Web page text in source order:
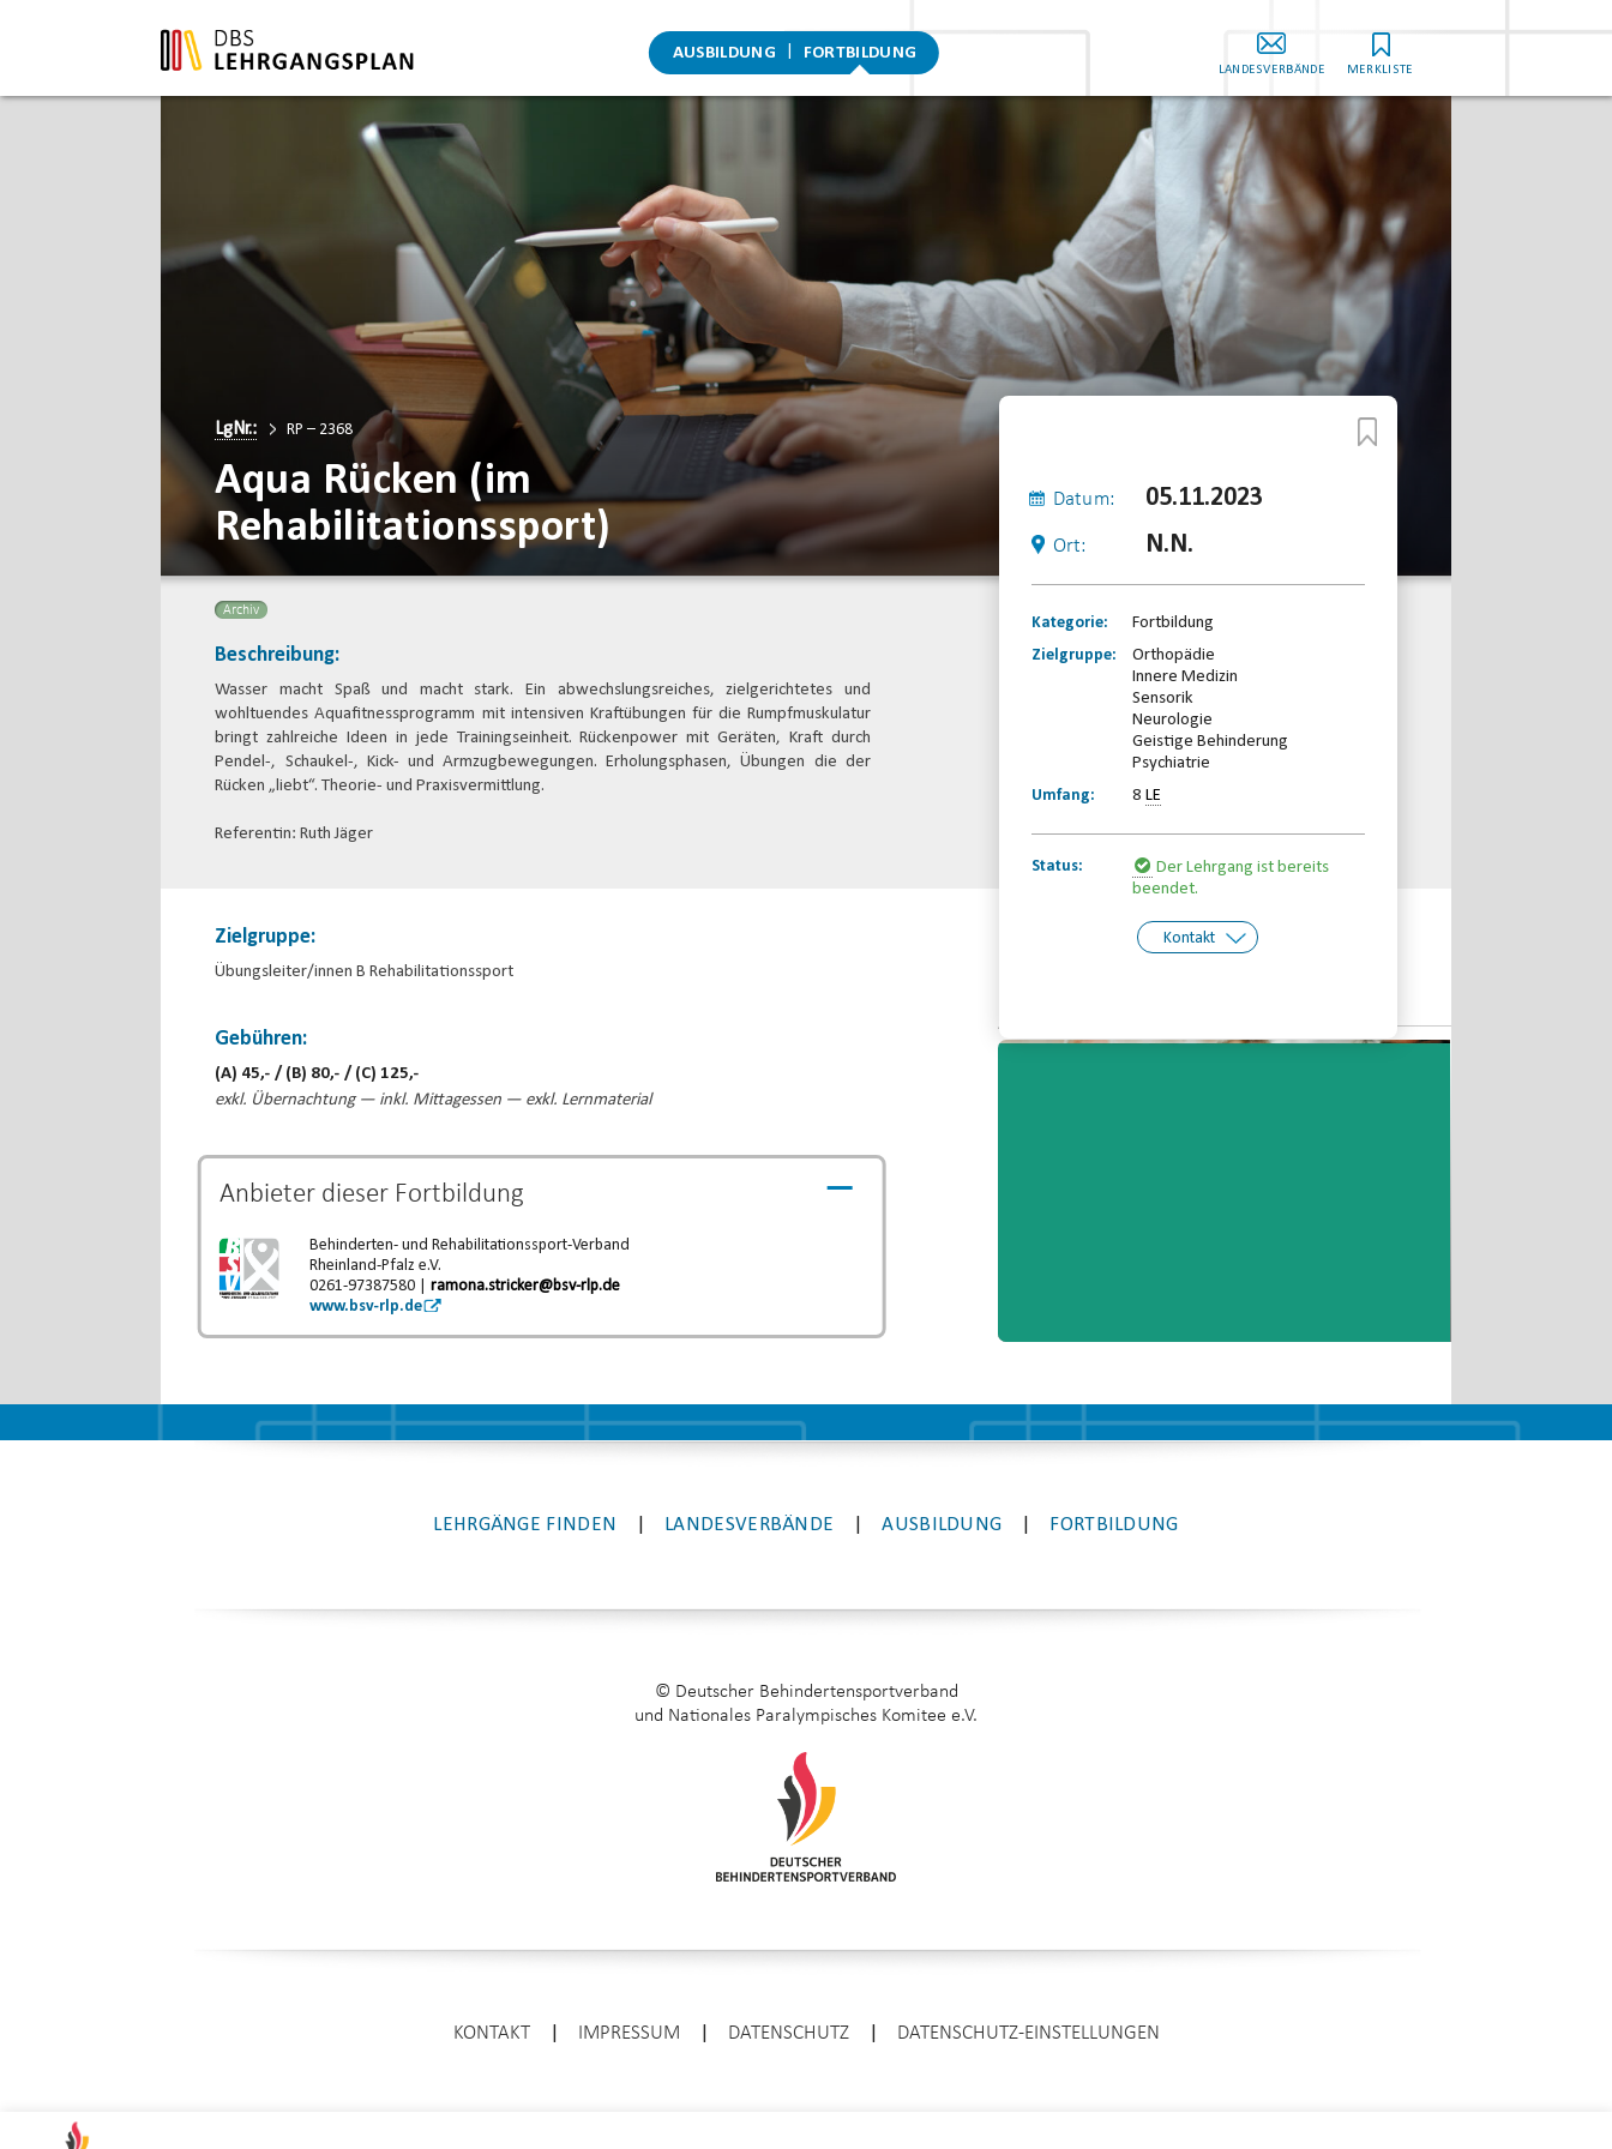
AUSBILDUNG FORTBILDUNG
LANDESVERBÄNDE MERKLISTE
LgNr.: RP – 2368
Aqua Rücken (im
Rehabilitationssport)
Datum: 05.11.2023
Ort: N.N.
Kategorie:
Fortbildung
Zielgruppe:
Orthopädie
Innere Medizin
Sensorik
Neurologie
Geistige Behinderung
Psychiatrie
Umfang:
8 LE
Status:
Der Lehrgang ist bereits
beendet.
Kontakt
Archiv
Beschreibung:
Wasser macht Spaß und macht stark. Ein abwechslungsreiches, zielgerichtetes und
wohltuendes Aquafitnessprogramm mit intensiven Kraftübungen für die Rumpfmuskulatur
bringt zahlreiche Ideen in jede Trainingseinheit. Rückenpower mit Geräten, Kraft durch
Pendel-, Schaukel-, Kick- und Armzugbewegungen. Erholungsphasen, Übungen die der
Rücken „liebt“. Theorie- und Praxisvermittlung.
Referentin: Ruth Jäger
Zielgruppe:
Übungsleiter/innen B Rehabilitationssport
Gebühren:
(A) 45,- / (B) 80,- / (C) 125,-
exkl. Übernachtung — inkl. Mittagessen — exkl. Lernmaterial
Anbieter dieser Fortbildung
Behinderten- und Rehabilitationssport-Verband
Rheinland-Pfalz e.V.
0261-97387580 |ramona.stricker@bsv-rlp.de
www.bsv-rlp.de
Video-
LEHRGÄNGE FINDEN LANDESVERBÄNDE AUSBILDUNG FORTBILDUNG
© Deutscher Behindertensportverband
und Nationales Paralympisches Komitee e.V.
KONTAKT IMPRESSUM DATENSCHUTZ DATENSCHUTZ-EINSTELLUNGEN